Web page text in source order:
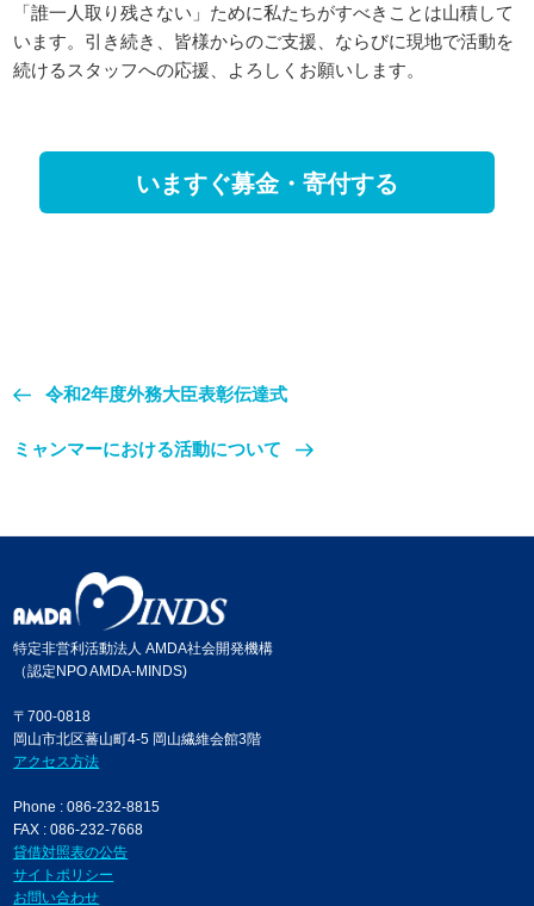
「誰一人取り残さない」ために私たちがすべきことは山積して
います。引き続き、皆様からのご支援、ならびに現地で活動を
続けるスタッフへの応援、よろしくお願いします。
いますぐ募金・寄付する
令和2年度外務大臣表彰伝達式
ミャンマーにおける活動について
特定非営利活動法人 AMDA社会開発機構
（認定NPO AMDA-MINDS)
〒700-0818
岡山市北区蕃山町4-5 岡山繊維会館3階
アクセス方法
Phone : 086-232-8815
FAX : 086-232-7668
貸借対照表の公告
サイトポリシー
お問い合わせ